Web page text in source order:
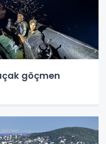
göçmen